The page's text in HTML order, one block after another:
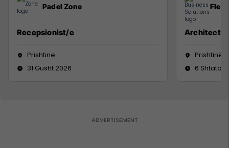
Padel Zone
Recepsionist/e
Prishtine
31 Gusht 2026
Flex
Architect
Prishtinë
6 Shtator